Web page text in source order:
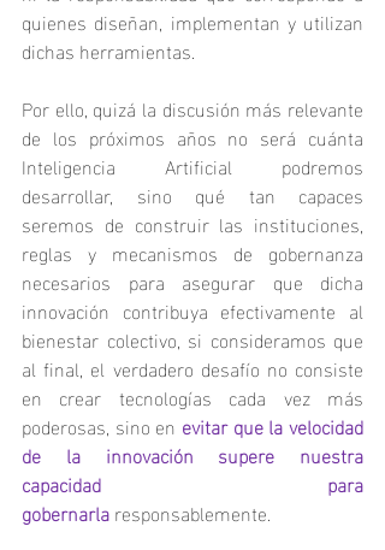
quienes diseñan, implementan y utilizan
dichas herramientas.
Por ello, quizá la discusión más relevante
de los próximos años no será cuánta
Inteligencia Artificial podremos
desarrollar, sino qué tan capaces
seremos de construir las instituciones,
reglas y mecanismos de gobernanza
necesarios para asegurar que dicha
innovación contribuya efectivamente al
bienestar colectivo, si consideramos que
al final, el verdadero desafío no consiste
en crear tecnologías cada vez más
poderosas, sino en evitar que la velocidad
de la innovación supere nuestra
capacidad para
gobernarlaresponsablemente.